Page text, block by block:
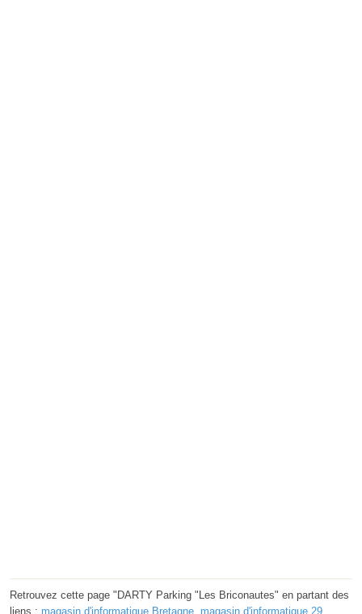
Retrouvez cette page "DARTY Parking "Les Briconautes" en partant des
liens : magasin d'informatique Bretagne magasin d'informatique 29